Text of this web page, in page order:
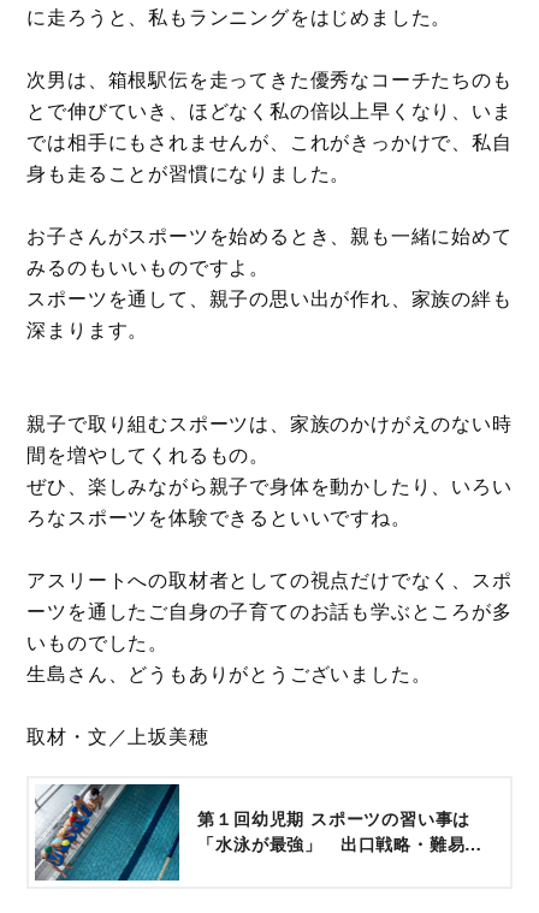
に走ろうと、私もランニングをはじめました。
次男は、箱根駅伝を走ってきた優秀なコーチたちのも
とで伸びていき、ほどなく私の倍以上早くなり、いま
では相手にもされませんが、これがきっかけで、私自
身も走ることが習慣になりました。
お子さんがスポーツを始めるとき、親も一緒に始めて
みるのもいいものですよ。
スポーツを通して、親子の思い出が作れ、家族の絆も
深まります。
親子で取り組むスポーツは、家族のかけがえのない時
間を増やしてくれるもの。
ぜひ、楽しみながら親子で身体を動かしたり、いろい
ろなスポーツを体験できるといいですね。
アスリートへの取材者としての視点だけでなく、スポ
ーツを通したご自身の子育てのお話も学ぶところが多
いものでした。
生島さん、どうもありがとうございました。
取材・文／上坂美穂
第１回幼児期 スポーツの習い事は
「水泳が最強」 出口戦略・難易